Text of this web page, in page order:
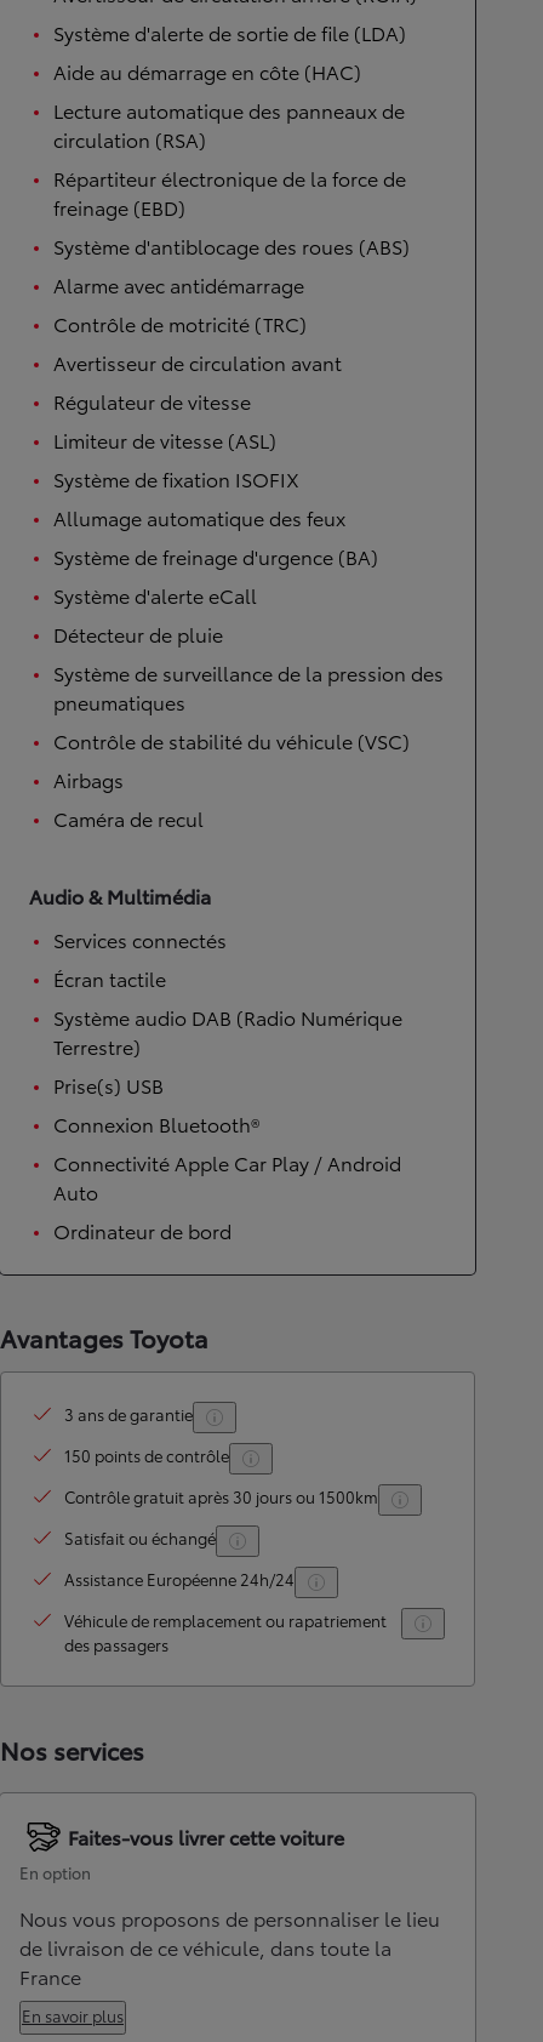
Système d'alerte de sortie de file (LDA)
Aide au démarrage en côte (HAC)
Lecture automatique des panneaux de
circulation (RSA)
Répartiteur électronique de la force de
freinage (EBD)
Système d'antiblocage des roues (ABS)
Alarme avec antidémarrage
Contrôle de motricité (TRC)
Avertisseur de circulation avant
Régulateur de vitesse
Limiteur de vitesse (ASL)
Système de fixation ISOFIX
Allumage automatique des feux
Système de freinage d'urgence (BA)
Système d'alerte eCall
Détecteur de pluie
Système de surveillance de la pression des
pneumatiques
Contrôle de stabilité du véhicule (VSC)
Airbags
Caméra de recul
Audio & Multimédia
Services connectés
Écran tactile
Système audio DAB (Radio Numérique
Terrestre)
Prise(s) USB
Connexion Bluetooth®
Connectivité Apple Car Play / Android
Auto
Ordinateur de bord
Avantages Toyota
3 ans de garantie
150 points de contrôle
Contrôle gratuit après 30 jours ou 1500km
Satisfait ou échangé
Assistance Européenne 24h/24
Véhicule de remplacement ou rapatriement
des passagers
Nos services
Faites-vous livrer cette voiture
En option
Nous vous proposons de personnaliser le lieu
de livraison de ce véhicule, dans toute la
France
En savoir plus